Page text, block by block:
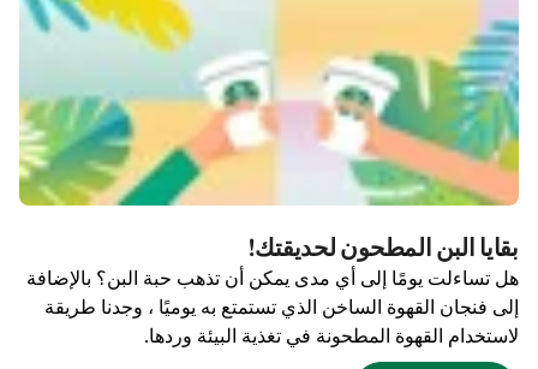
بقايا البن المطحون لحديقتك!
هل تساءلت يومًا إلى أي مدى يمكن أن تذهب حبة البن؟ بالإضافة
إلى فنجان القهوة الساخن الذي تستمتع به يوميًا ، وجدنا طريقة
لاستخدام القهوة المطحونة في تغذية البيئة وردها.